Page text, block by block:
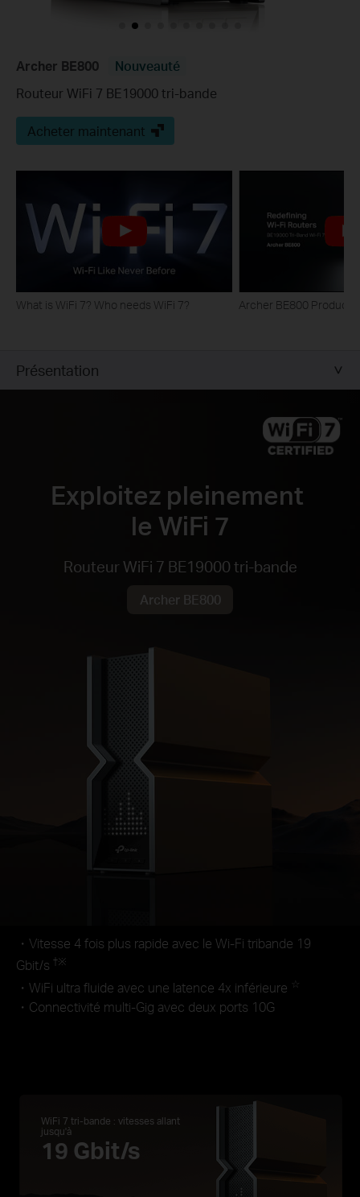
Archer BE800
Nouveauté
Routeur WiFi 7 BE19000 tri-bande
Acheter maintenant
What is WiFi 7? Who needs WiFi 7? Archer BE800 Product
Présentation
Exploitez pleinement
le WiFi 7
Routeur WiFi 7 BE19000 tri-bande
Archer BE800
・Vitesse 4 fois plus rapide avec le Wi-Fi tribande 19
Gbit/s †※
・WiFi ultra fluide avec une latence 4x inférieure ☆
・Connectivité multi-Gig avec deux ports 10G
WiFi 7 tri-bande : vitesses allant
jusqu'à
19 Gbit/s